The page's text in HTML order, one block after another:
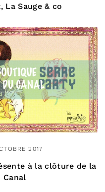
La Sauge & co
2017
à la clôture de la
Canal